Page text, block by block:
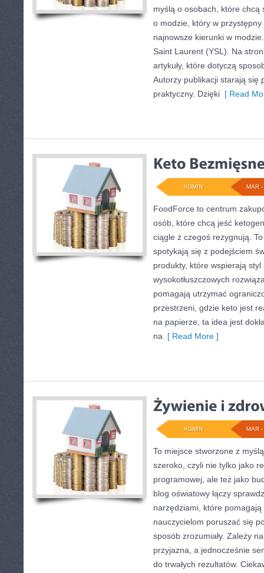
myślą o osobach, które chcą
o modzie, który w
najnowsze kierunki w
Saint Laurent (YSL). Na
artykuły, które dotyczą
Autorzy publikacji starają się
praktyczny. Dzięki [ Read
MAR
ADMIN
FoodForce to centrum
osób, które chcą jeść
ciągle z czegoś rezygnują.
spotykają się z podejściem
produkty, które wspierają
wysokotłuszczowych
pomagają utrzymać
przestrzeni, gdzie keto jest
na papierze, ta idea jest
na [ Read More ]
MAR
ADMIN
To miejsce stworzone z
szeroko, czyli nie tylko jako
programowej, ale też jako
blog oświatowy łączy
narzędziami, które pomagają
nauczycielom poruszać się
sposób zrozumiały. Zależy
przyjazna, a jednocześnie
do trwałych rezultatów.